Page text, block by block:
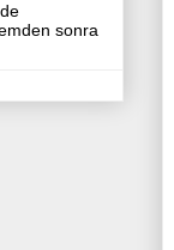
sonra